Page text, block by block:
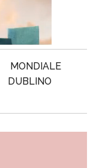
MONDIALE
DUBLINO